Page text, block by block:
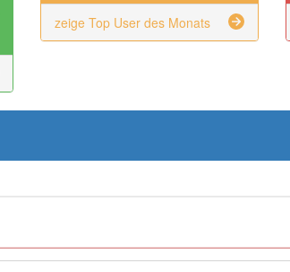
zeige Top User des Monats